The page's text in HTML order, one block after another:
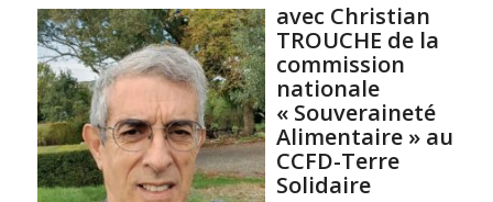
avec Christian
TROUCHE de la
commission
nationale
« Souveraineté
Alimentaire » au
CCFD-Terre
Solidaire